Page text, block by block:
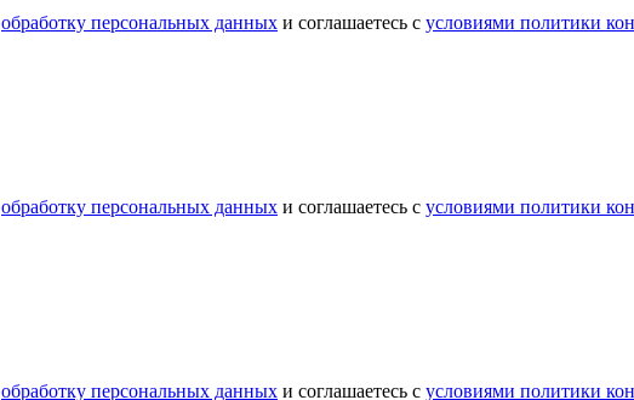
обработку персональных данных и соглашаетесь с условиями политики
обработку персональных данных и соглашаетесь с условиями политики
обработку персональных данных и соглашаетесь с условиями политики